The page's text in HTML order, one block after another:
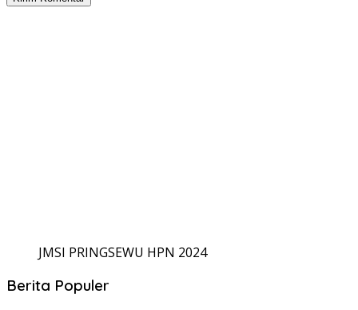
JMSI PRINGSEWU HPN 2024
Berita Populer